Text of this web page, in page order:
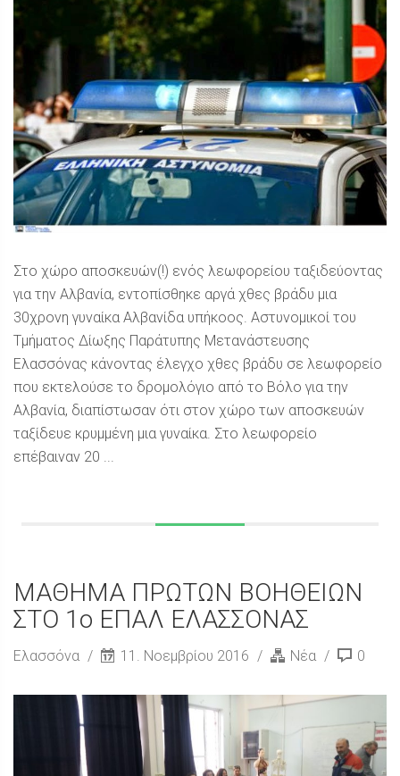
Στο χώρο αποσκευών(!) ενός λεωφορείου ταξιδεύοντας
για την Αλβανία, εντοπίσθηκε αργά χθες βράδυ μια
30χρονη γυναίκα Αλβανίδα υπήκοος. Αστυνομικοί του
Τμήματος Δίωξης Παράτυπης Μετανάστευσης
Ελασσόνας κάνοντας έλεγχο χθες βράδυ σε λεωφορείο
που εκτελούσε το δρομολόγιο από το Βόλο για την
Αλβανία, διαπίστωσαν ότι στον χώρο των αποσκευών
ταξίδευε κρυμμένη μια γυναίκα. Στο λεωφορείο
επέβαιναν 20 ...
ΜΑΘΗΜΑ ΠΡΩΤΩΝ ΒΟΗΘΕΙΩΝ
ΣΤΟ 1ο ΕΠΑΛ ΕΛΑΣΣΟΝΑΣ
Ελασσόνα 11. Νοεμβρίου 2016 Νέα 0